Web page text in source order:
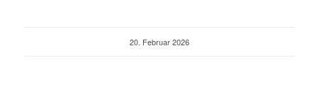
20. Februar 2026